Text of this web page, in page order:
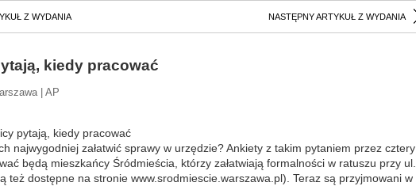
Z WYDANIA NASTĘPNY ARTYKUŁ Z WYDANIA
kiedy pracować
| AP
pytają, kiedy pracować
najwygodniej załatwić sprawy w urzędzie? Ankiety z takim pytaniem przez cztery
będą mieszkańcy Śródmieścia, którzy załatwiają formalności w ratuszu przy ul.
też dostępne na stronie www.srodmiescie.warszawa.pl). Teraz są przyjmowani w